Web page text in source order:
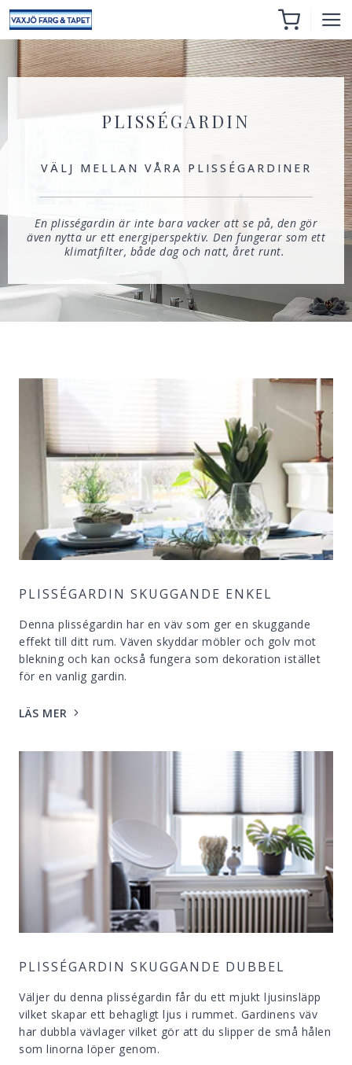
PLISSÉGARDIN
VÄLJ MELLAN VÅRA PLISSÉGARDINER
En plisségardin är inte bara vacker att se på, den gör
även nytta ur ett energiperspektiv. Den fungerar som ett
klimatfilter, både dag och natt, året runt.
PLISSÉGARDIN SKUGGANDE ENKEL
Denna plisségardin har en väv som ger en skuggande
effekt till ditt rum. Väven skyddar möbler och golv mot
blekning och kan också fungera som dekoration istället
för en vanlig gardin.
LÄS MER
PLISSÉGARDIN SKUGGANDE DUBBEL
Väljer du denna plisségardin får du ett mjukt ljusinsläpp
vilket skapar ett behagligt ljus i rummet. Gardinens väv
har dubbla vävlager vilket gör att du slipper de små hålen
som linorna löper genom.